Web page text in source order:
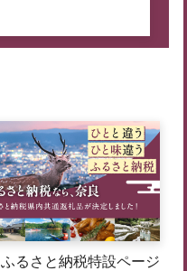
ふるさと納税特設ページ